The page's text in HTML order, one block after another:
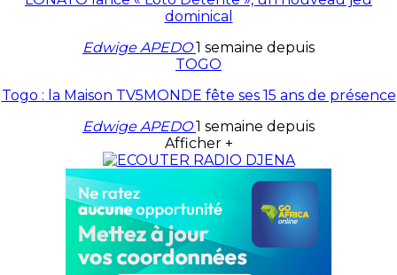
dominical
Edwige APEDO1 semaine depuis
TOGO
Togo : la Maison TV5MONDE fête ses 15 ans de présence
Edwige APEDO1 semaine depuis
Afficher +